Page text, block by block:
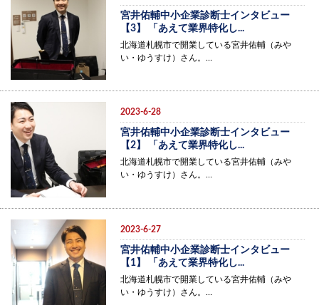
宮井佑輔中小企業診断士インタビュー
【3】 「あえて業界特化し...
北海道札幌市で開業している宮井佑輔（みや
い・ゆうすけ）さん。…
2023-6-28
宮井佑輔中小企業診断士インタビュー
【2】 「あえて業界特化し...
北海道札幌市で開業している宮井佑輔（みや
い・ゆうすけ）さん。…
2023-6-27
宮井佑輔中小企業診断士インタビュー
【1】 「あえて業界特化し...
北海道札幌市で開業している宮井佑輔（みや
い・ゆうすけ）さん。…